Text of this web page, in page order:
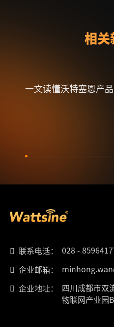
相关
一文读懂沃特塞恩产
联系电话：
028 -
企业邮箱：
企业地址：
四川成都市双
物联网产业园